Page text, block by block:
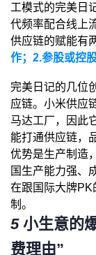
工模式的完美日
代频率配合线上
供应链的赋能有
作；2.参股或控
完美日记的几位
应链。小米供应
马达工厂，因此
能打通供应链，
优势是生产制造
国生产能力强、
在跟国际大牌PK
制。
5小生意的
费理由”